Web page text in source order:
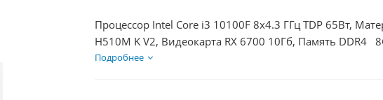
Процессор Intel Core i3 10100F 8x4.3 ГГц TDP 65Вт,
H510M K V2, Видеокарта RX 6700 10Гб, Память DDR4
600Вт
Подробнее